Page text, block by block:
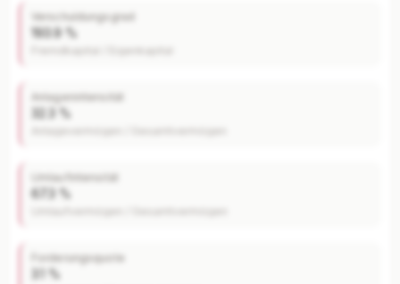
Verschuldungsgrad
193.9 %
Anlagenintensität
32.3 %
Umlaufintensität
67.3 %
Forderungsquote
3.1 %